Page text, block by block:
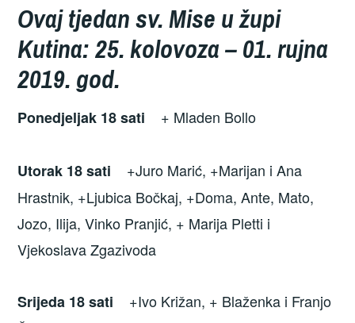
Ovaj tjedan sv. Mise u župi
Kutina: 25. kolovoza – 01. rujna
2019. god.
Ponedjeljak 18sati + Mladen Bollo
Utorak 18 sati
+Juro Marić, +Marijan i Ana
Hrastnik, +Ljubica Bočkaj, +Doma, Ante, Mato,
Jozo, Ilija, Vinko Pranjić, + Marija Pletti i
Vjekoslava Zgazivoda
Srijeda 18 sati +Ivo Križan, + Blaženka i Franjo